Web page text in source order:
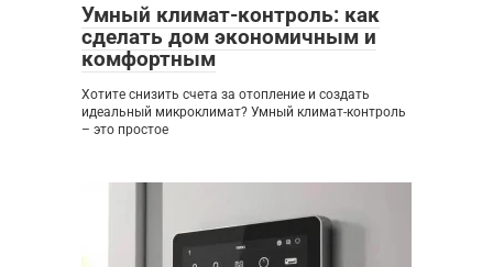
Умный климат-контроль: как
сделать дом экономичным и
комфортным
Хотите снизить счета за отопление и создать
идеальный микроклимат? Умный климат-контроль
– это простое